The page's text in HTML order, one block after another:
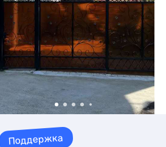
Поддержка